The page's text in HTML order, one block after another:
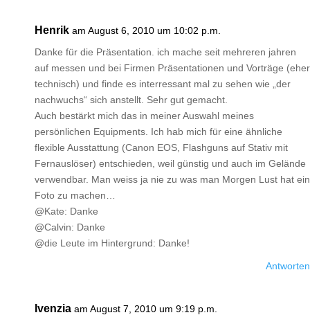
Henrik am August 6, 2010 um 10:02 p.m.
Danke für die Präsentation. ich mache seit mehreren jahren
auf messen und bei Firmen Präsentationen und Vorträge (eher
technisch) und finde es interressant mal zu sehen wie „der
nachwuchs“ sich anstellt. Sehr gut gemacht.
Auch bestärkt mich das in meiner Auswahl meines
persönlichen Equipments. Ich hab mich für eine ähnliche
flexible Ausstattung (Canon EOS, Flashguns auf Stativ mit
Fernauslöser) entschieden, weil günstig und auch im Gelände
verwendbar. Man weiss ja nie zu was man Morgen Lust hat ein
Foto zu machen…
@Kate: Danke
@Calvin: Danke
@die Leute im Hintergrund: Danke!
Antworten
Ivenzia am August 7, 2010 um 9:19 p.m.